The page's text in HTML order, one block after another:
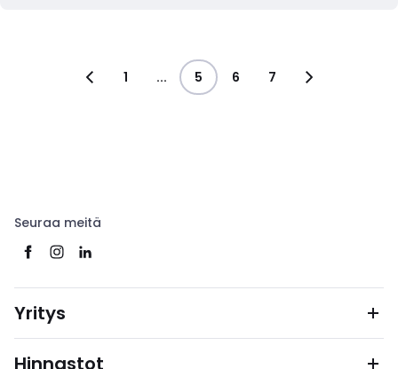
1 ... 5 6 7
Seuraa meitä
Yritys
Hinnastot